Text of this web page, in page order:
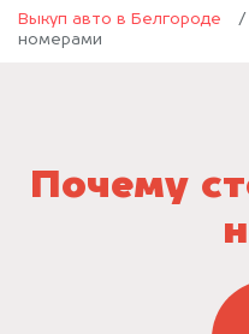
Выкуп авто в Белгороде /
номерами
Почему